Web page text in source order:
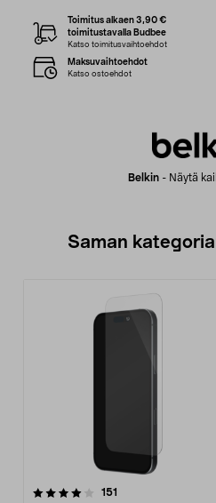
Belkin - Näytä
Toimitus alkaen 3,90 €
toimitustavalla Budbee
Katso toimitusvaihtoehdot
Maksuvaihtoehdot
Katso ostoehdot
Saman
151
4.5 viidestä